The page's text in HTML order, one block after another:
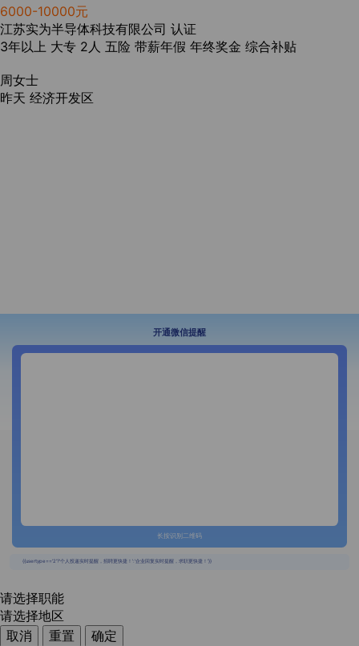
6000-10000元
江苏实为半导体科技有限公司 认证
3年以上 大专 2人 五险 带薪年假 年终奖金 综合补贴
周女士
昨天 经济开发区
开通微信提醒
长按识别二维码
{{usertype=='2'?'个人投递实时提醒，招聘更快捷！':'企业回复实时提醒，求职更快捷！'}}
请选择职能
请选择地区
取消
重置
确定